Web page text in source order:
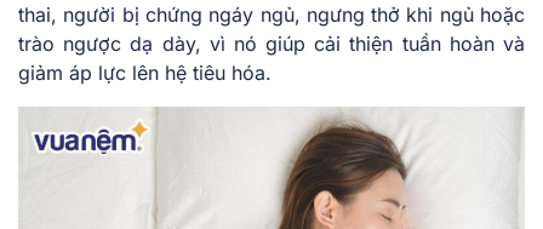
thai, người bị chứng ngáy ngủ, ngưng thở khi ngủ hoặc
trào ngược dạ dày, vì nó giúp cải thiện tuần hoàn và
giảm áp lực lên hệ tiêu hóa.